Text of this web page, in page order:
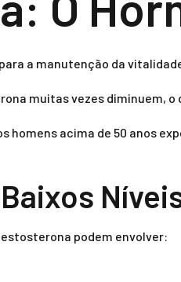
a manutenção da
muitas vezes diminuem,
homens acima de 50 anos
podem envolver: